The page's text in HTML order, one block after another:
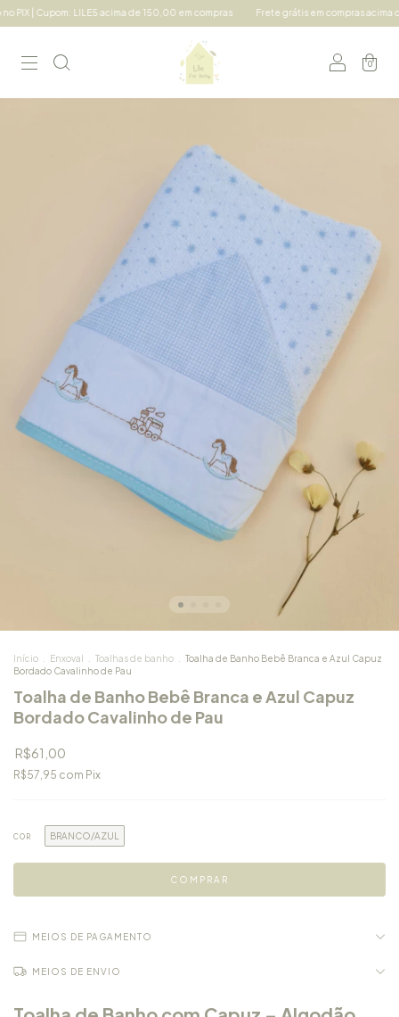
LILE5 acima de 150,00 em compras Frete grátis em compras acima de 490,00
0
Início Enxoval Toalhas de banho
Toalha de Banho Bebê Branca e Azul Capuz
Bordado Cavalinho de Pau
Toalha de Banho Bebê Branca e Azul Capuz
Bordado Cavalinho de Pau
R$61,00
R$57,95 com Pix
COR BRANCO/AZUL
MEIOS DE PAGAMENTO
MEIOS DE ENVIO